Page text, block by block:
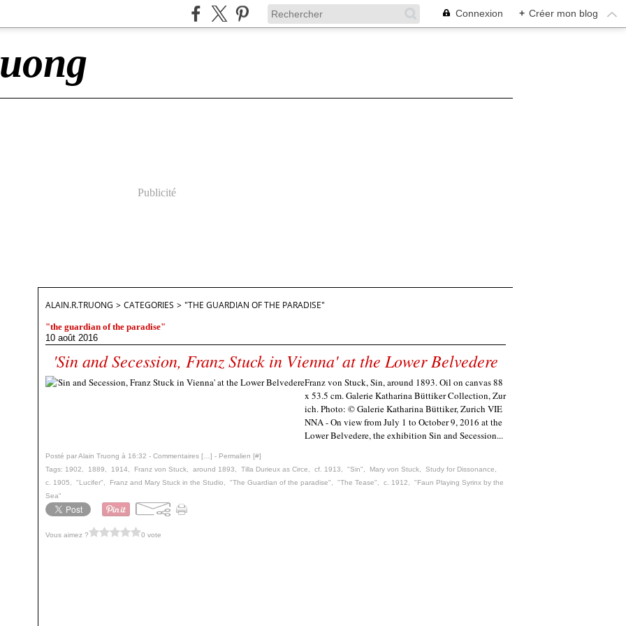
Connexion + Créer mon blog
Publicité
ALAIN.R.TRUONG > CATEGORIES > "THE GUARDIAN OF THE PARADISE"
"the guardian of the paradise"
10 août 2016
'Sin and Secession, Franz Stuck in Vienna' at the Lower Belvedere
Franz von Stuck, Sin, around 1893. Oil on canvas 88
x 53.5 cm. Galerie Katharina Büttiker Collection, Zur
ich. Photo: © Galerie Katharina Büttiker, Zurich VIE
NNA - On view from July 1 to October 9, 2016 at the
Lower Belvedere, the exhibition Sin and Secession...
Posté par Alain Truong à 16:32 - Commentaires [ ] - Permalien [#]
Tags: 1902 1889 1914 Franz von Stuck around 1893 Tilla Durieux as Circe cf. 1913 "Sin" Mary von Stuck Study for Dissonance
c. 1905
"Lucifer" Franz and Mary Stuck in the Studio "The Guardian of the paradise" "The Tease" c. 1912
"Faun Playing Syrinx by the
Sea"
Vous aimez ? 0 vote